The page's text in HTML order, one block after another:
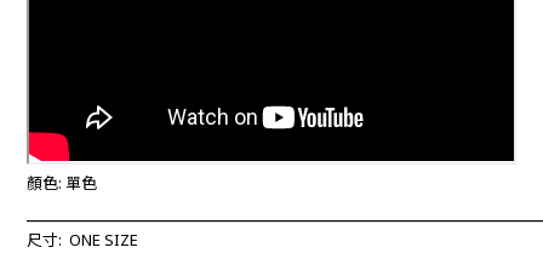
顏色: 單色
尺寸: ONE SIZE